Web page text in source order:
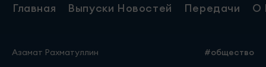
Главная Выпуски Новостей Передачи О
Азамат Рахматуллин #общество